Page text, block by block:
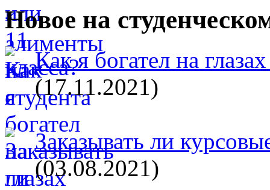
Новое на
Как я богател на
(17.11.2021)
Заказывать ли
(03.08.2021)